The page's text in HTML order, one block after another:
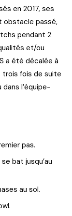
en 2017, ses
obstacle passé,
pendant 2
et/ou
a été décalée à
trois fois de suite
l’équipe-
pas.
bat jusqu’au
au sol.